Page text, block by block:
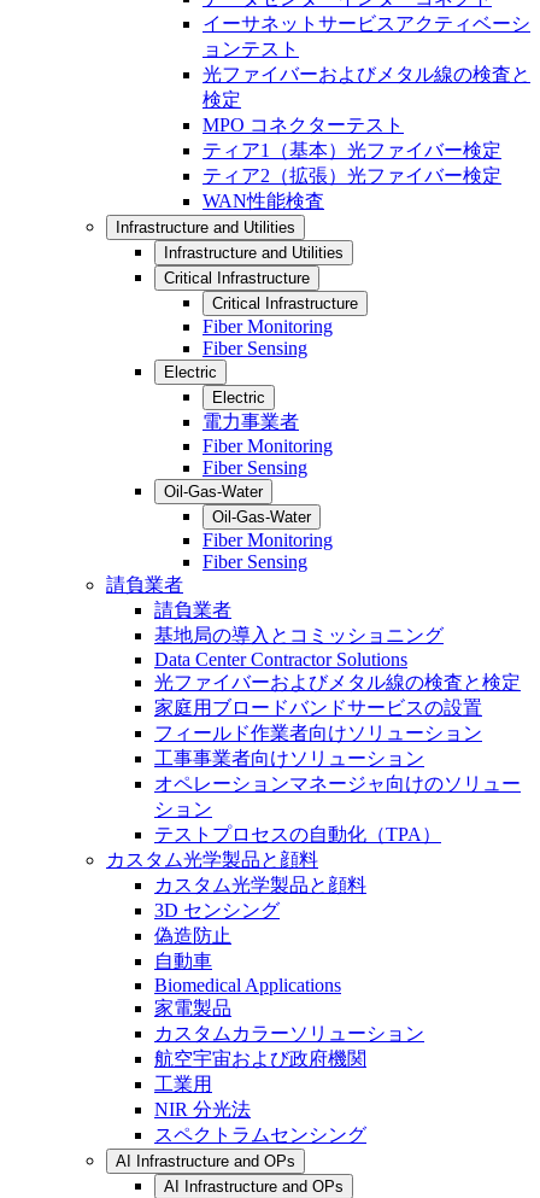
イーサネットサービスアクティベーシ
ョンテスト
光ファイバーおよびメタル線の検査と
検定
MPO コネクターテスト
ティア1（基本）光ファイバー検定
ティア2（拡張）光ファイバー検定
WAN性能検査
Infrastructure and Utilities
Infrastructure and Utilities
Critical Infrastructure
Critical Infrastructure
Fiber Monitoring
Fiber Sensing
Electric
Electric
電力事業者
Fiber Monitoring
Fiber Sensing
Oil-Gas-Water
Oil-Gas-Water
Fiber Monitoring
Fiber Sensing
請負業者
請負業者
基地局の導入とコミッショニング
Data Center Contractor Solutions
光ファイバーおよびメタル線の検査と検定
家庭用ブロードバンドサービスの設置
フィールド作業者向けソリューション
工事事業者向けソリューション
オペレーションマネージャ向けのソリュー
ション
テストプロセスの自動化（TPA）
カスタム光学製品と顔料
カスタム光学製品と顔料
3D センシング
偽造防止
自動車
Biomedical Applications
家電製品
カスタムカラーソリューション
航空宇宙および政府機関
工業用
NIR 分光法
スペクトラムセンシング
AI Infrastructure and OPs
AI Infrastructure and OPs